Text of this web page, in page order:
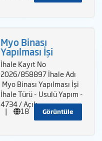
Myo Binası
Yapılması İşi
İhale Kayıt No
2026/858897 İhale Adı
Myo Binası Yapılması İşi
İhale Türü - Usulü Yapım -
4734 / Açık
Görüntüle
| 18